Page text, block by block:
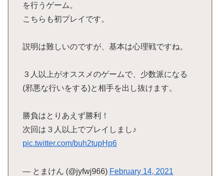
を行うゲーム。
こちらも初プレイです。
説明は難しいのですが、基本は心理戦ですね。
３人以上がオススメのゲームで、少数派になる
(邪悪な行いをする)と相手を出し抜けます。
勝負はとりあえず勝利！
次回は３人以上でプレイしまし♪
pic.twitter.com/buh2tupHp6
— とまけん (@jyfwj966) February 14, 2021